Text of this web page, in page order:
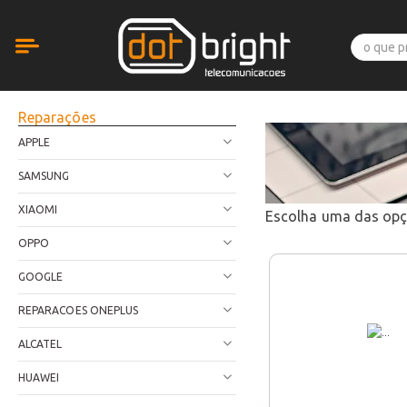
Reparações
APPLE
SAMSUNG
XIAOMI
OPPO
GOOGLE
REPARACOES ONEPLUS
ALCATEL
HUAWEI
Escolha uma das